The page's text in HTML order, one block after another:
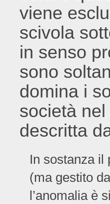
viene
scivola
in senso
sono
domina i
società
descritta
In sostanza il
(ma gestito
l’anomalia è